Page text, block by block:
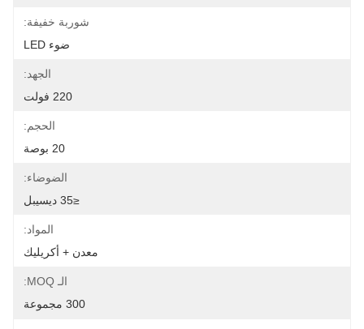
شوربة خفيفة:
ضوء LED
الجهد:
220 فولت
الحجم:
20 بوصة
الضوضاء:
≤35 ديسيبل
المواد:
معدن + أكريليك
الـ MOQ:
300 مجموعة